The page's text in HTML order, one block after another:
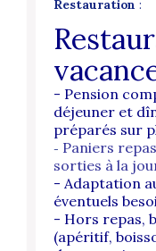
Restauration :
- Pension
déjeuner et
préparés sur
- Paniers
sorties à la
- Adaptation
éventuels
- Hors repas,
(apéritif,